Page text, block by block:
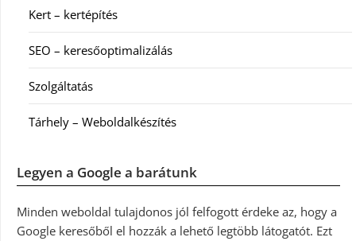
Kert – kertépítés
SEO – keresőoptimalizálás
Szolgáltatás
Tárhely – Weboldalkészítés
Legyen a Google a barátunk
Minden weboldal tulajdonos jól felfogott érdeke az, hogy a
Google keresőből el hozzák a lehető legtöbb látogatót. Ezt